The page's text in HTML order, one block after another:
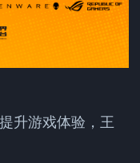
升游戏体验，王